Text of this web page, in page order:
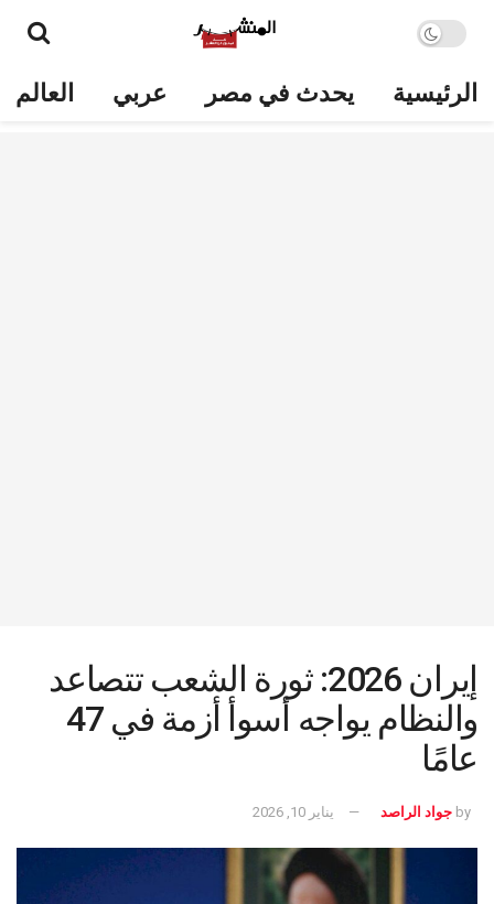
الرئيسية يحدث في مصر عربي العالم
إيران 2026: ثورة الشعب تتصاعد
والنظام يواجه أسوأ أزمة في 47
عامًا
by جواد الراصد يناير 10, 2026